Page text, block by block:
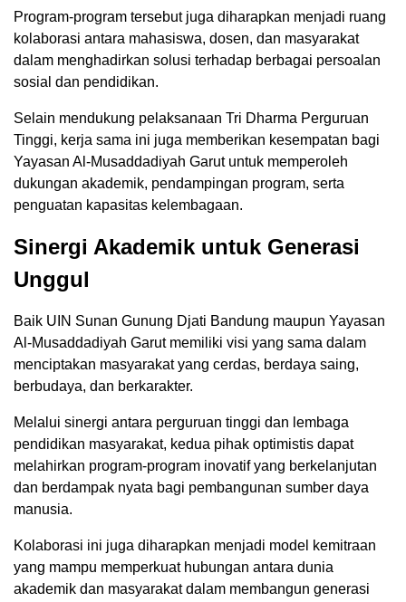
Program-program tersebut juga diharapkan menjadi ruang
kolaborasi antara mahasiswa, dosen, dan masyarakat
dalam menghadirkan solusi terhadap berbagai persoalan
sosial dan pendidikan.
Selain mendukung pelaksanaan Tri Dharma Perguruan
Tinggi, kerja sama ini juga memberikan kesempatan bagi
Yayasan Al-Musaddadiyah Garut untuk memperoleh
dukungan akademik, pendampingan program, serta
penguatan kapasitas kelembagaan.
Sinergi Akademik untuk Generasi
Unggul
Baik UIN Sunan Gunung Djati Bandung maupun Yayasan
Al-Musaddadiyah Garut memiliki visi yang sama dalam
menciptakan masyarakat yang cerdas, berdaya saing,
berbudaya, dan berkarakter.
Melalui sinergi antara perguruan tinggi dan lembaga
pendidikan masyarakat, kedua pihak optimistis dapat
melahirkan program-program inovatif yang berkelanjutan
dan berdampak nyata bagi pembangunan sumber daya
manusia.
Kolaborasi ini juga diharapkan menjadi model kemitraan
yang mampu memperkuat hubungan antara dunia
akademik dan masyarakat dalam membangun generasi